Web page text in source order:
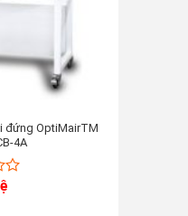
đứng OptiMairTM
4A